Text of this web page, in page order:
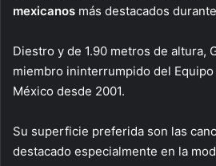
mexicanos más destacados
Diestro y de 1.90 metros de altura,
miembro ininterrumpido del Equipo
México desde 2001.
Su superficie preferida son las
destacado especialmente en la